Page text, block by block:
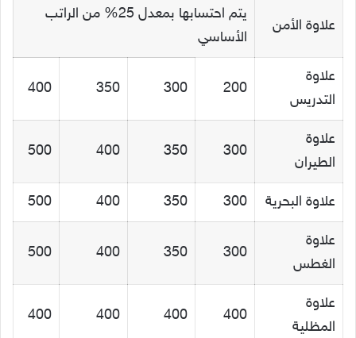
علاوة الأمن
يتم احتسابها بمعدل 25% من الراتب
الأساسي
علاوة
التدريس
200
300
350
400
علاوة
الطيران
300
350
400
500
علاوة البحرية 300
350
400
500
علاوة
الغطس
300
350
400
500
علاوة
المظلية
400
400
400
400